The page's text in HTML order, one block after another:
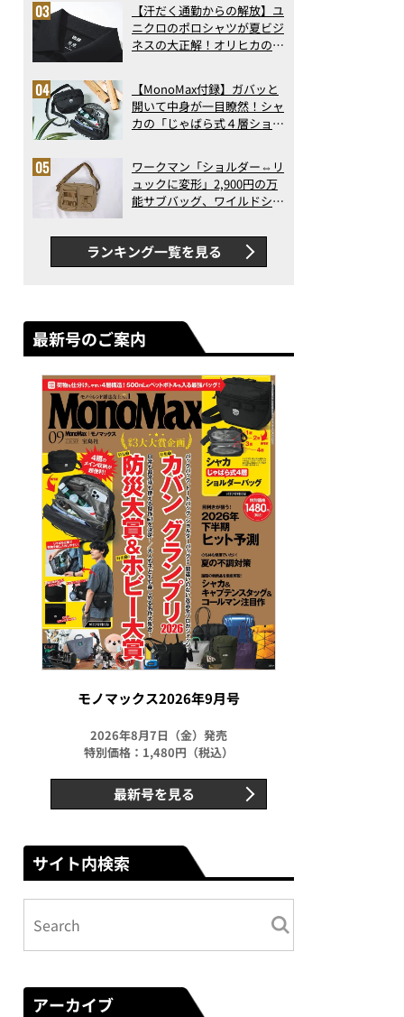
ト3】（2026年6月版）
【汗だく通勤からの解放】ユ
ニクロのポロシャツが夏ビジ
ネスの大正解！オリヒカの透
アの実力
【MonoMax付録】ガバッと
開いて中身が一目瞭然！シャ
カの「じゃばら式４層ショル
った！
ワークマン「ショルダー⇔リ
ュックに変形」2,900円の万
能サブバッグ、ワイルドシン
録…ほか【休日バッグの人気
記事ランキングベスト3】
（2026年6月版）
ランキング一覧を見る
最新号のご案内
モノマックス2026年9月号
2026年8月7日（金）発売
特別価格：1,480円（税込）
最新号を見る
サイト内検索
アーカイブ